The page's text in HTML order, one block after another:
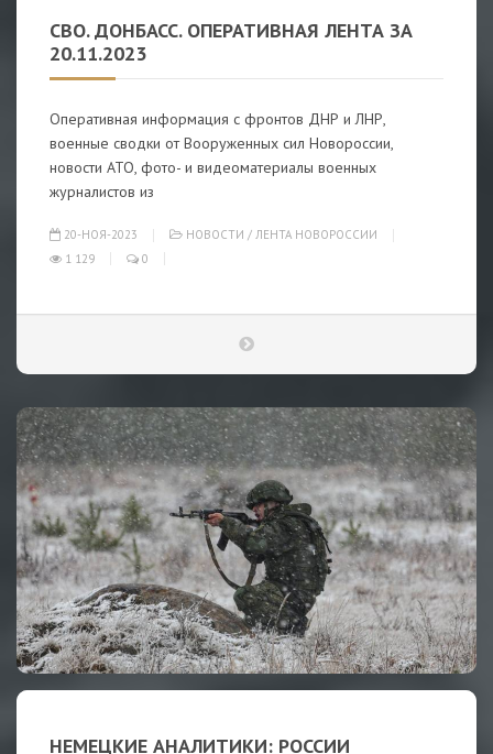
СВО. ДОНБАСС. ОПЕРАТИВНАЯ ЛЕНТА ЗА
20.11.2023
Оперативная информация с фронтов ДНР и ЛНР,
военные сводки от Вооруженных сил Новороссии,
новости АТО, фото- и видеоматериалы военных
журналистов из
20-НОЯ-2023 НОВОСТИ / ЛЕНТА НОВОРОССИИ
1 129
0
НЕМЕЦКИЕ АНАЛИТИКИ: РОССИИ